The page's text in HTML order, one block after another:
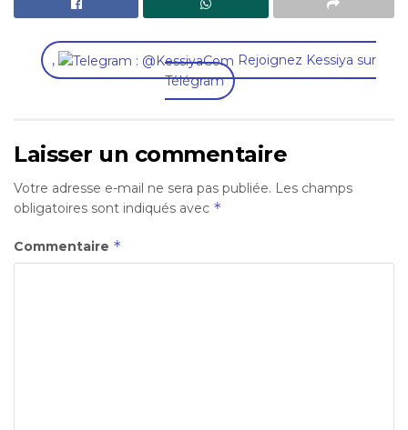
,
Rejoignez Kessiya sur
Télégram
Laisser un commentaire
Votre adresse e-mail ne sera pas publiée. Les champs
obligatoires sont indiqués avec *
Commentaire *